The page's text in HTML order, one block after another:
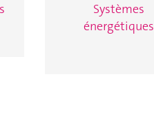
Systèmes
énergétiques